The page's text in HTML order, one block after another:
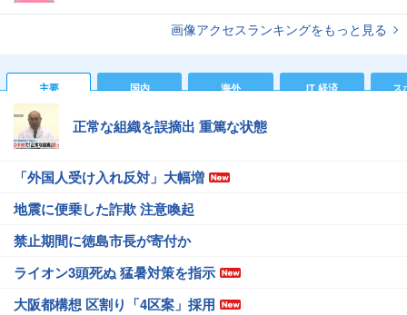
画像アクセスランキングをもっと見る
主要 国内 海外 IT 経済 ス
正常な組織を誤摘出 重篤な状態
「外国人受け入れ反対」大幅増
地震に便乗した詐欺 注意喚起
禁止期間に徳島市長が寄付か
ライオン3頭死ぬ 猛暑対策を指示
大阪都構想 区割り「4区案」採用